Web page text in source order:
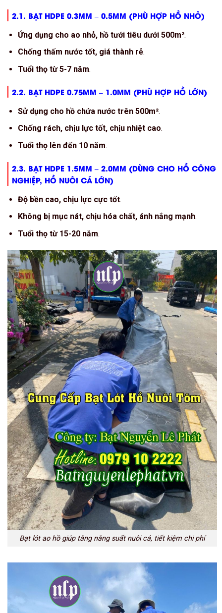
2.1. BẠT HDPE 0.3MM – 0.5MM (PHÙ HỢP HỒ NHỎ)
Ứng dụng cho ao nhỏ, hồ tưới tiêu dưới 500m².
Chống thấm nước tốt, giá thành rẻ.
Tuổi thọ từ 5-7 năm.
2.2. BẠT HDPE 0.75MM – 1.0MM (PHÙ HỢP HỒ LỚN)
Sử dụng cho hồ chứa nước trên 500m².
Chống rách, chịu lực tốt, chịu nhiệt cao.
Tuổi thọ lên đến 10 năm.
2.3. BẠT HDPE 1.5MM – 2.0MM (DÙNG CHO HỒ CÔNG
NGHIỆP, HỒ NUÔI CÁ LỚN)
Độ bền cao, chịu lực cực tốt.
Không bị mục nát, chịu hóa chất, ánh nắng mạnh.
Tuổi thọ từ 15-20 năm.
Bạt lót ao hồ giúp tăng năng suất nuôi cá, tiết kiệm chi phí